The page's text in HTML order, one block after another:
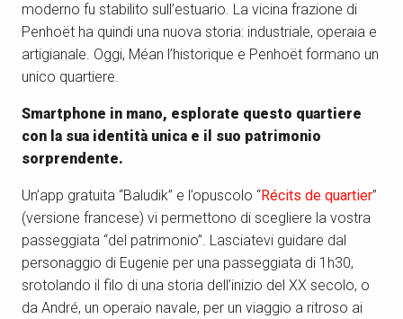
moderno fu stabilito sull’estuario. La vicina frazione di
Penhoët ha quindi una nuova storia: industriale, operaia e
artigianale. Oggi, Méan l’historique e Penhoët formano un
unico quartiere.
Smartphone in mano, esplorate questo quartiere
con la sua identità unica e il suo patrimonio
sorprendente.
Un’app gratuita “Baludik” e l’opuscolo “Récits de quartier”
(versione francese) vi permettono di scegliere la vostra
passeggiata “del patrimonio”. Lasciatevi guidare dal
personaggio di Eugenie per una passeggiata di 1h30,
srotolando il filo di una storia dell’inizio del XX secolo, o
da André, un operaio navale, per un viaggio a ritroso ai